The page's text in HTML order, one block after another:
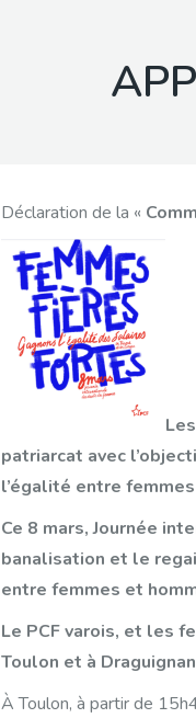
Déclaration de la «
patriarcat avec
l’égalité entre
Ce 8 mars, Journée
banalisation et le
entre femmes et
Le PCF varois, et les
Toulon et à
À Toulon, à partir de